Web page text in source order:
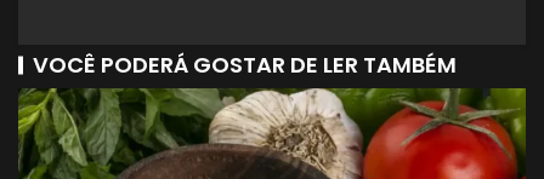
VOCÊ PODERÁ GOSTAR DE LER TAMBÉM